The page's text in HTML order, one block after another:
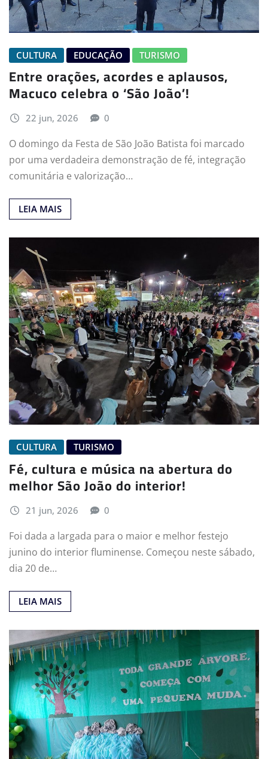
CULTURA EDUCAÇÃO TURISMO
Entre orações, acordes e aplausos,
Macuco celebra o ‘São João’!
22 jun, 2026 0
O domingo da Festa de São João Batista foi marcado
por uma verdadeira demonstração de fé, integração
comunitária e valorização…
LEIA MAIS
CULTURA TURISMO
Fé, cultura e música na abertura do
melhor São João do interior!
21 jun, 2026 0
Foi dada a largada para o maior e melhor festejo
junino do interior fluminense. Começou neste sábado,
dia 20 de…
LEIA MAIS